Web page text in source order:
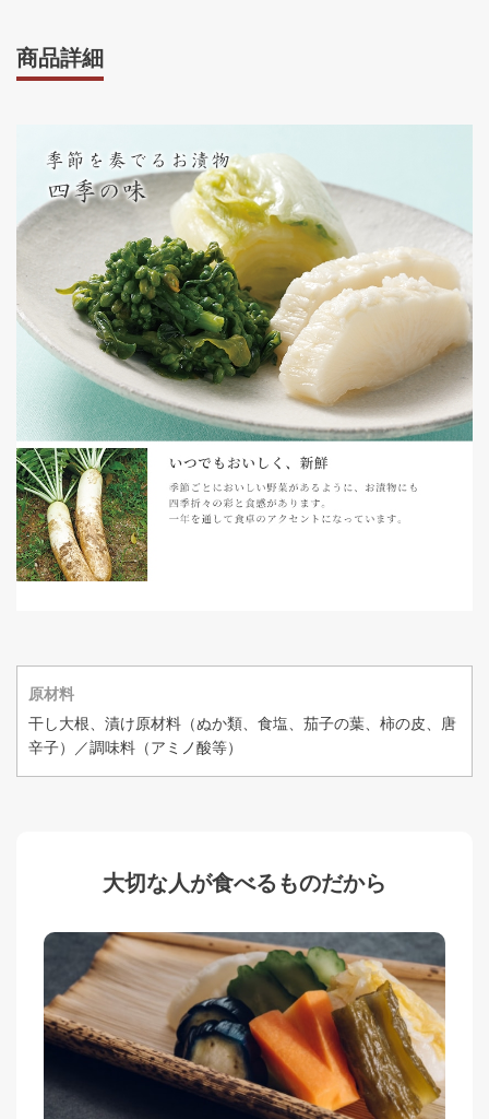
商品詳細
原材料
干し大根、漬け原材料（ぬか類、食塩、茄子の葉、柿の皮、唐
辛子）／調味料（アミノ酸等）
大切な人が食べるものだから